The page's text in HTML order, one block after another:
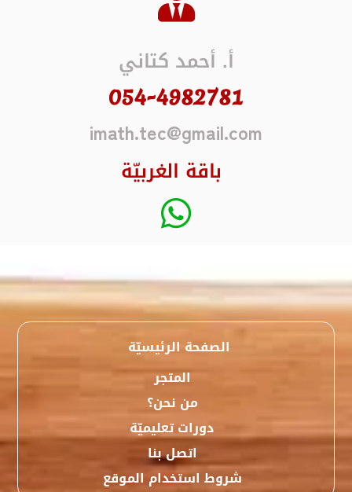
أ. أحمد كتاني
054-4982781
imath.tec@gmail.com
باقة الغربيّة
الصفحة الرئيسيّة
المتجر
من نحن؟
دورات تعليميّة
اتصل بنا
شروط استخدام الموقع